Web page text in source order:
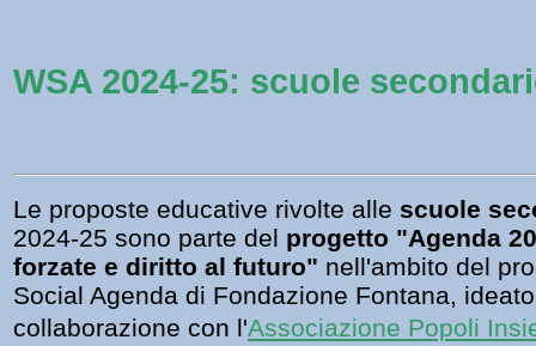
WSA 2024-25: scuole
Le proposte educative rivolte alle scuole
2024-25 sono parte del progetto "Agenda
forzate e diritto al futuro" nell'ambito del
Social Agenda di Fondazione Fontana,
collaborazione con l'Associazione Popoli